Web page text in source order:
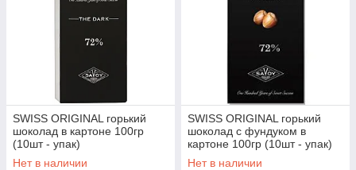
SWISS ORIGINAL горький
шоколад в картоне 100гр
(10шт - упак)
Нет в наличии
SWISS ORIGINAL горький
шоколад с фундуком в
картоне 100гр (10шт - упак)
Нет в наличии